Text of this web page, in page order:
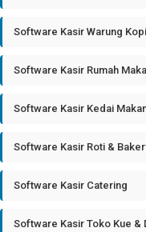
Software Kasir Warung Kopi
Software Kasir Rumah
Software Kasir Kedai
Software Kasir Roti &
Software Kasir Catering
Software Kasir Toko Kue &